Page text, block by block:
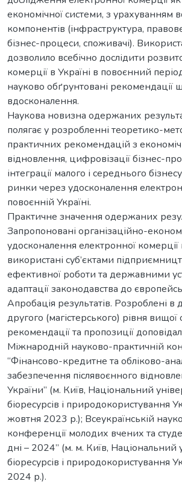
економічної системи, з урахуванням
компонентів (інфраструктура,
бізнес-процеси, споживачі).
дозволило всебічно дослідити
комерції в Україні в повоєнний
науково обґрунтовані рекомендації
вдосконалення.
Наукова новизна одержаних
полягає у розробленні теоретико-
практичних рекомендацій з
відновлення, цифровізації бізнес-
інтеграції малого і середнього
ринки через удосконалення
повоєнній Україні.
Практичне значення одержаних
Запропоновані організаційно-
удосконалення електронної
використані суб’єктами
ефективної роботи та державними
адаптації законодавства до
Апробація результатів. Розроблені в
другого (магістерського) рівня вищої
рекомендації та пропозиції
Міжнародній науково-практичній
“Фінансово-кредитне та обліково-
забезпечення післявоєнного
України” (м. Київ, Національний
біоресурсів і природокористування
жовтня 2023 р.); Всеукраїнській
конференції молодих вчених та
дні – 2024” (м. м. Київ, Національний
біоресурсів і природокористування
2024 р.).